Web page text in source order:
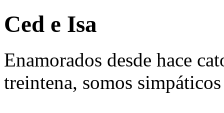
Ced e Isa
Enamorados desde hace
treintena, somos